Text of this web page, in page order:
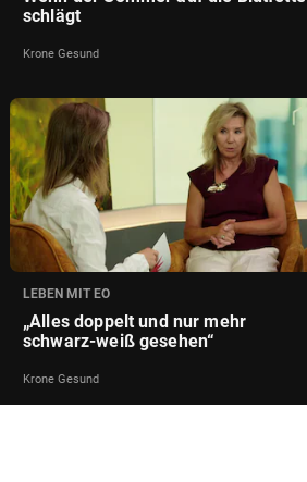
schlägt
Krone Gesund
LEBEN MIT EO
„Alles doppelt und nur mehr
schwarz-weiß gesehen“
Krone Gesund